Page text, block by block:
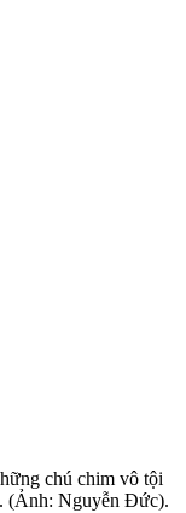
chú chim vô tội
(Ảnh: Nguyễn Đức).